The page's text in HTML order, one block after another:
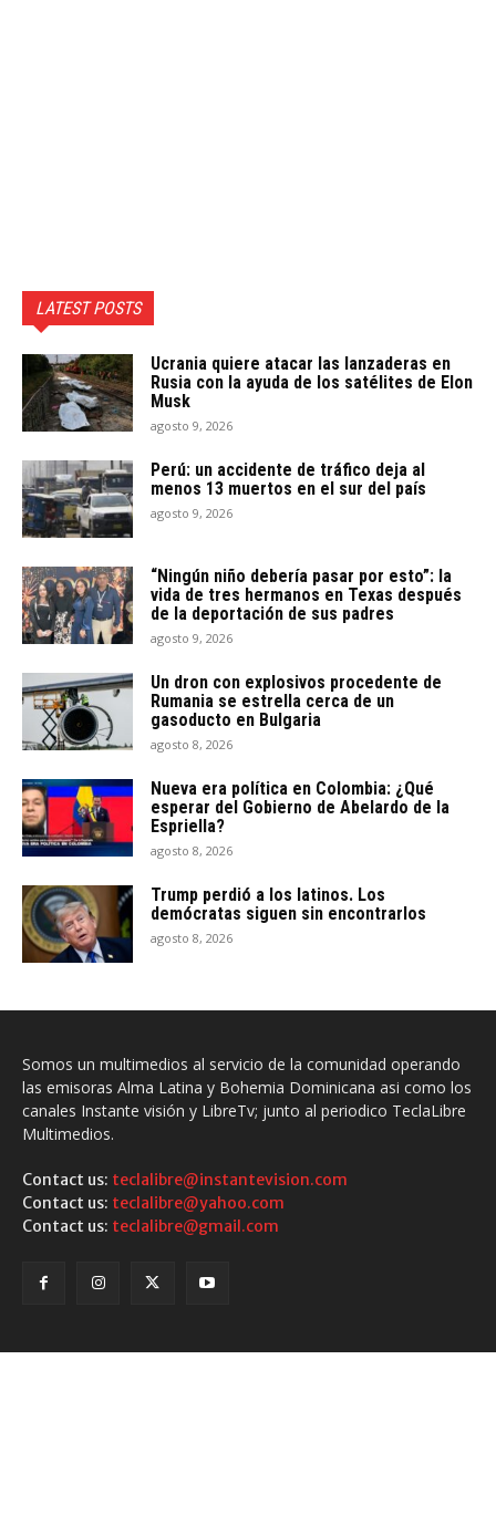
LATEST POSTS
Ucrania quiere atacar las lanzaderas en
Rusia con la ayuda de los satélites de Elon
Musk
agosto 9, 2026
Perú: un accidente de tráfico deja al
menos 13 muertos en el sur del país
agosto 9, 2026
“Ningún niño debería pasar por esto”: la
vida de tres hermanos en Texas después
de la deportación de sus padres
agosto 9, 2026
Un dron con explosivos procedente de
Rumania se estrella cerca de un
gasoducto en Bulgaria
agosto 8, 2026
Nueva era política en Colombia: ¿Qué
esperar del Gobierno de Abelardo de la
Espriella?
agosto 8, 2026
Trump perdió a los latinos. Los
demócratas siguen sin encontrarlos
agosto 8, 2026
Somos un multimedios al servicio de la comunidad operando
las emisoras Alma Latina y Bohemia Dominicana asi como los
canales Instante visión y LibreTv; junto al periodico TeclaLibre
Multimedios.
Contact us: teclalibre@instantevision.com
Contact us: teclalibre@yahoo.com
Contact us: teclalibre@gmail.com